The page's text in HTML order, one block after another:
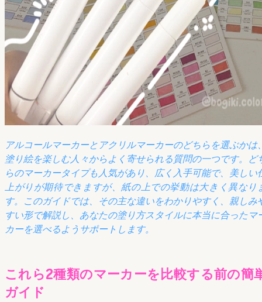
アルコールマーカーとアクリルマーカーのどちらを選ぶかは
塗り絵を楽しむ人々からよく寄せられる質問の一つです。ど
らのマーカータイプも人気があり、広く入手可能で、美しい
上がりが期待できますが、紙の上での挙動は大きく異なり
す。このガイドでは、その主な違いをわかりやすく、親しみ
すい形で解説し、あなたの塗り方スタイルに本当に合ったマ
カーを選べるようサポートします。
これら2種類のマーカーを比較する前の簡
ガイド